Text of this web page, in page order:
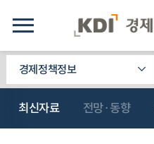
경제정책정보
최신자료 전망·동향